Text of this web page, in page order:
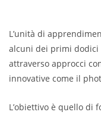
L’unità di
alcuni dei primi dodici
attraverso approcci
innovative come il
L’obiettivo è quello